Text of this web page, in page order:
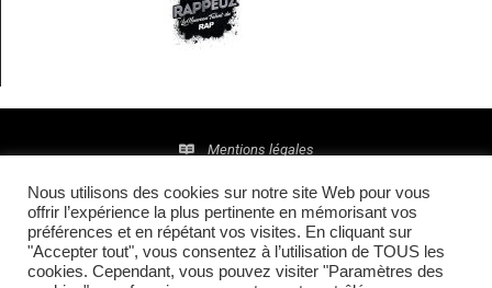
Mentions légales
Politique de confidentialité
© 2016 • Site maintenu et mis à jour parTI(E)GER
COMMUNICATION
Nous utilisons des cookies sur notre site Web pour vous
offrir l’expérience la plus pertinente en mémorisant vos
préférences et en répétant vos visites. En cliquant sur
"Accepter tout", vous consentez à l’utilisation de TOUS les
cookies. Cependant, vous pouvez visiter "Paramètres des